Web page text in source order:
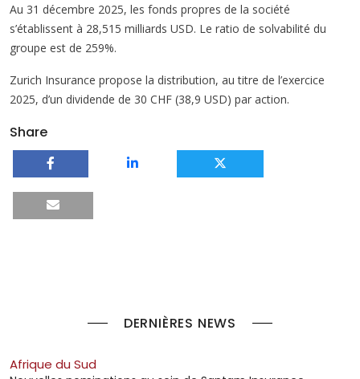
Au 31 décembre 2025, les fonds propres de la société
s’établissent à 28,515 milliards USD. Le ratio de solvabilité du
groupe est de 259%.
Zurich Insurance propose la distribution, au titre de l’exercice
2025, d’un dividende de 30 CHF (38,9 USD) par action.
Share
DERNIÈRES NEWS
Afrique du Sud